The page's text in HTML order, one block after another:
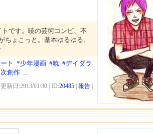
です。暁の芸術コンビ、不
ちょこっと。基本ゆるゆる、
ト *少年漫画 #暁 #デイダラ
創作 ...
| 更新日:2013/01/30 | ID:20485 報告